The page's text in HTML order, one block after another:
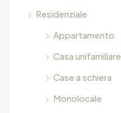
Residenziale
Appartamento
Casa unifamiliare
Case a schiera
Monolocale